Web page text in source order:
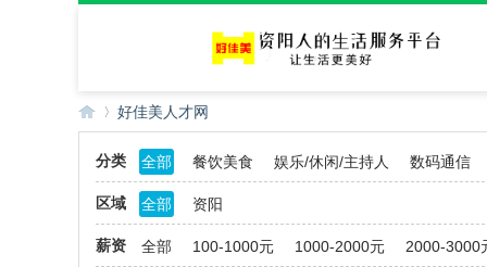
»
好佳美人才网
分类 全部 餐饮美食 娱乐/休闲/主持人 数码通信
区域 全部 资阳
薪资 全部 100-1000元 1000-2000元 2000-3000